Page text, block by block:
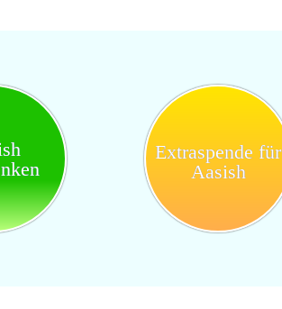
Extraspende für
Aasish